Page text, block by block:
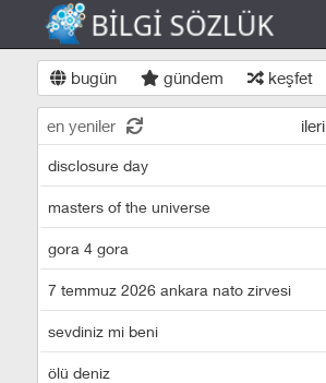
bugün gündem keşfet
en yeniler ileri
disclosure day
masters of the universe
gora 4 gora
7 temmuz 2026 ankara nato zirvesi
sevdiniz mi beni
ölü deniz